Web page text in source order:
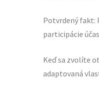
Potvrdený fakt:
participácie
Keď sa zvolíte
adaptovaná